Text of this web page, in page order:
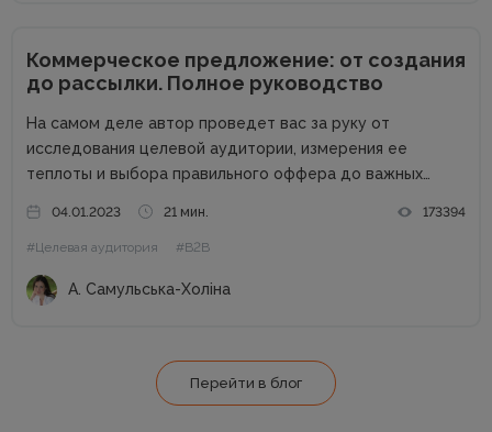
Коммерческое предложение: от создания
до рассылки. Полное руководство
На самом деле автор проведет вас за руку от
исследования целевой аудитории, измерения ее
теплоты и выбора правильного оффера до важных
клиенту. В процессе составления и отправления
коммерческого предложения важен абсолютно каждый
этап, поэтому...
04.01.2023 21 мин. 173394
#Целевая аудитория #B2B
А. Самульська-Холіна
Перейти в блог